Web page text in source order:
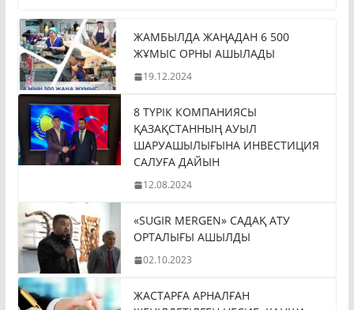
ЖАМБЫЛДА ЖАҢАДАН 6 500
ЖҰМЫС ОРНЫ АШЫЛАДЫ
19.12.2024
8 ТҮРІК КОМПАНИЯСЫ
ҚАЗАҚСТАННЫҢ АУЫЛ
ШАРУАШЫЛЫҒЫНА ИНВЕСТИЦИЯ
САЛУҒА ДАЙЫН
12.08.2024
«SUGIR MERGEN» САДАҚ АТУ
ОРТАЛЫҒЫ АШЫЛДЫ
02.10.2023
ЖАСТАРҒА АРНАЛҒАН